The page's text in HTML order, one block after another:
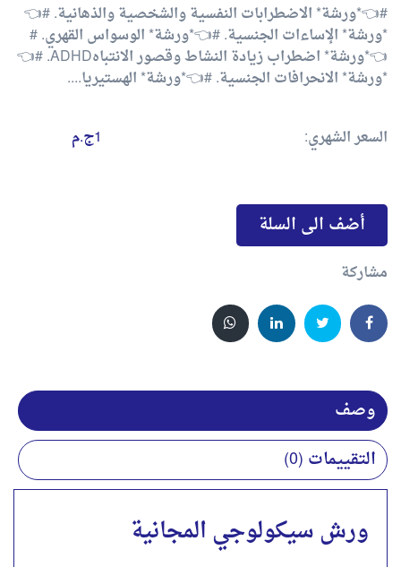
#👈*ورشة* الاضطرابات النفسية والشخصية والذهانية. #👈
*ورشة* الإساءات الجنسية. #👈*ورشة* الوسواس القهري. #
👈*ورشة* اضطراب زيادة النشاط وقصور الانتباهADHD. #👈
*ورشة* الانحرافات الجنسية. #👈*ورشة* الهستيريا....
السعر الشهري: 1ج.م
أضف الى السلة
مشاركة
وصف
التقييمات (0)
ورش سيكولوجي المجانية